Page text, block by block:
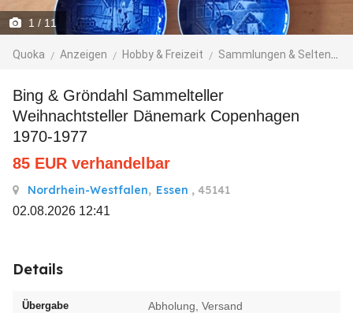
1 / 11
Quoka Anzeigen Hobby & Freizeit Sammlungen & Seltenes
Bing & Gröndahl Sammelteller
Weihnachtsteller Dänemark Copenhagen
1970-1977
85 EUR verhandelbar
Nordrhein-Westfalen, Essen , 45141
02.08.2026 12:41
Details
Übergabe Abholung, Versand